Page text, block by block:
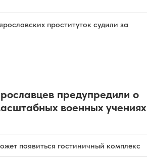
проституток судили за
предупредили о
военных учениях
появиться гостиничный комплекс